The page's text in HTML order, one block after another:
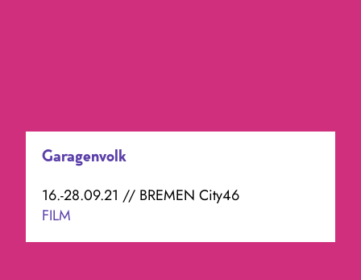
Garagenvolk
16.-28.09.21 // BREMEN City46
FILM